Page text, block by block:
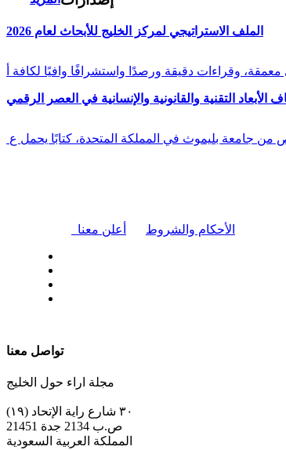
الملف الاستراتيجي لمركز الخليج للأبحاث لعام 2026
الأبعاد التقنية والقانونية والإنسانية في العصر الرقمي
من جامعة بليموث في المملكة المتحدة، كتابًا يحمل ع
أعلن معنا الأحكام والشروط
تواصل معنا
مجلة اراء حول الخليج
٣٠ شارع راية الإتحاد (١٩)
ص.ب 2134 جدة 21451
المملكة العربية السعودية